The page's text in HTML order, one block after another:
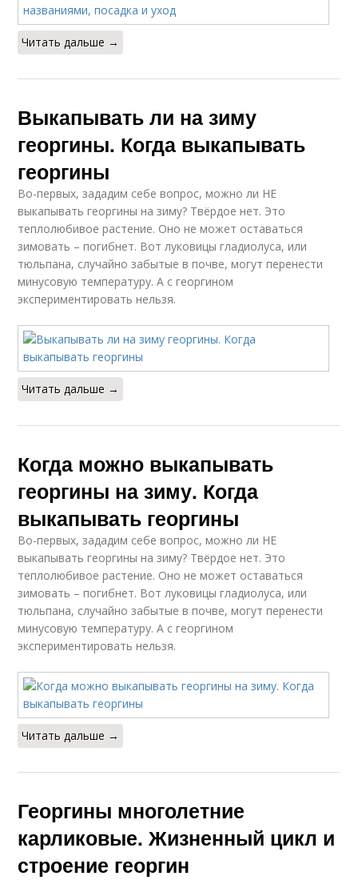
Читать дальше →
Выкапывать ли на зиму
георгины. Когда выкапывать
георгины
Во-первых, зададим себе вопрос, можно ли НЕ
выкапывать георгины на зиму? Твёрдое нет. Это
теплолюбивое растение. Оно не может оставаться
зимовать – погибнет. Вот луковицы гладиолуса, или
тюльпана, случайно забытые в почве, могут перенести
минусовую температуру. А с георгином
экспериментировать нельзя.
Читать дальше →
Когда можно выкапывать
георгины на зиму. Когда
выкапывать георгины
Во-первых, зададим себе вопрос, можно ли НЕ
выкапывать георгины на зиму? Твёрдое нет. Это
теплолюбивое растение. Оно не может оставаться
зимовать – погибнет. Вот луковицы гладиолуса, или
тюльпана, случайно забытые в почве, могут перенести
минусовую температуру. А с георгином
экспериментировать нельзя.
Читать дальше →
Георгины многолетние
карликовые. Жизненный цикл и
строение георгин